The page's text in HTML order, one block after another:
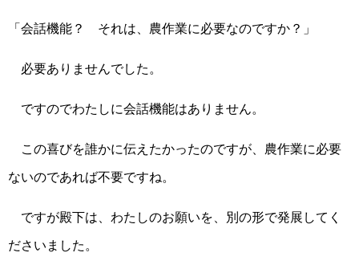
「会話機能？ それは、農作業に必要なのですか？」
必要ありませんでした。
ですのでわたしに会話機能はありません。
この喜びを誰かに伝えたかったのですが、農作業に必要
ないのであれば不要ですね。
ですが殿下は、わたしのお願いを、別の形で発展してく
ださいました。